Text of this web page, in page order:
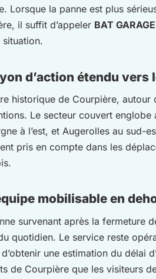
Lorsque la panne est plus
il suffit d’appeler BAT GARAGE
situation.
d’action étendu
historique de Courpière, autour
Le secteur couvert
à l’est, et Augerolles au
pris en compte dans les
mobilisable en
survenant après la fermeture
quotidien. Le service reste
une estimation du délai
de Courpière que les visiteurs